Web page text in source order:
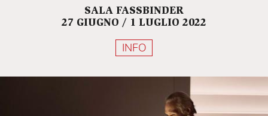
SALA FASSBINDER
27 GIUGNO / 1 LUGLIO 2022
INFO